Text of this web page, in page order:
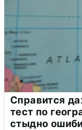
Справится
тест по
стыдно